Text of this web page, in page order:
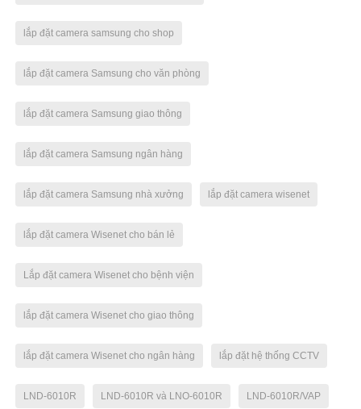
lắp đặt camera samsung cho shop
lắp đặt camera Samsung cho văn phòng
lắp đặt camera Samsung giao thông
lắp đặt camera Samsung ngân hàng
lắp đặt camera Samsung nhà xưởng lắp đặt camera wisenet
lắp đặt camera Wisenet cho bán lẻ
Lắp đặt camera Wisenet cho bệnh viện
lắp đặt camera Wisenet cho giao thông
lắp đặt camera Wisenet cho ngân hàng lắp đặt hệ thống CCTV
LND-6010R LND-6010R và LNO-6010R LND-6010R/VAP